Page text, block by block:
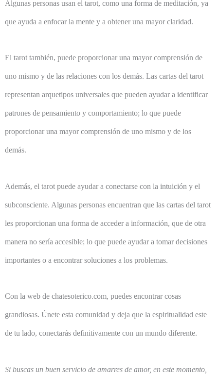
Algunas personas usan el tarot, como una forma de meditación, ya
que ayuda a enfocar la mente y a obtener una mayor claridad.
El tarot también, puede proporcionar una mayor comprensión de
uno mismo y de las relaciones con los demás. Las cartas del tarot
representan arquetipos universales que pueden ayudar a identificar
patrones de pensamiento y comportamiento; lo que puede
proporcionar una mayor comprensión de uno mismo y de los
demás.
Además, el tarot puede ayudar a conectarse con la intuición y el
subconsciente. Algunas personas encuentran que las cartas del tarot
les proporcionan una forma de acceder a información, que de otra
manera no sería accesible; lo que puede ayudar a tomar decisiones
importantes o a encontrar soluciones a los problemas.
Con la web de chatesoterico.com, puedes encontrar cosas
grandiosas. Únete esta comunidad y deja que la espiritualidad este
de tu lado, conectarás definitivamente con un mundo diferente.
Si buscas un buen servicio de amarres de amor, en este momento,